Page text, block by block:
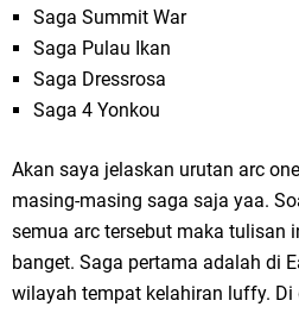
Saga Summit War
Saga Pulau Ikan
Saga Dressrosa
Saga 4 Yonkou
Akan saya jelaskan urutan arc
masing-masing saga saja yaa.
semua arc tersebut maka tulisan
banget. Saga pertama adalah di
wilayah tempat kelahiran luffy. Di